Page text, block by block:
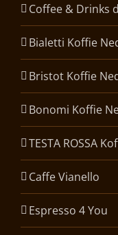
Coffee & Drinks
Bialetti Koffie
Bristot Koffie
Bonomi Koffie
TESTA ROSSA
Caffe Vianello
Espresso 4 You